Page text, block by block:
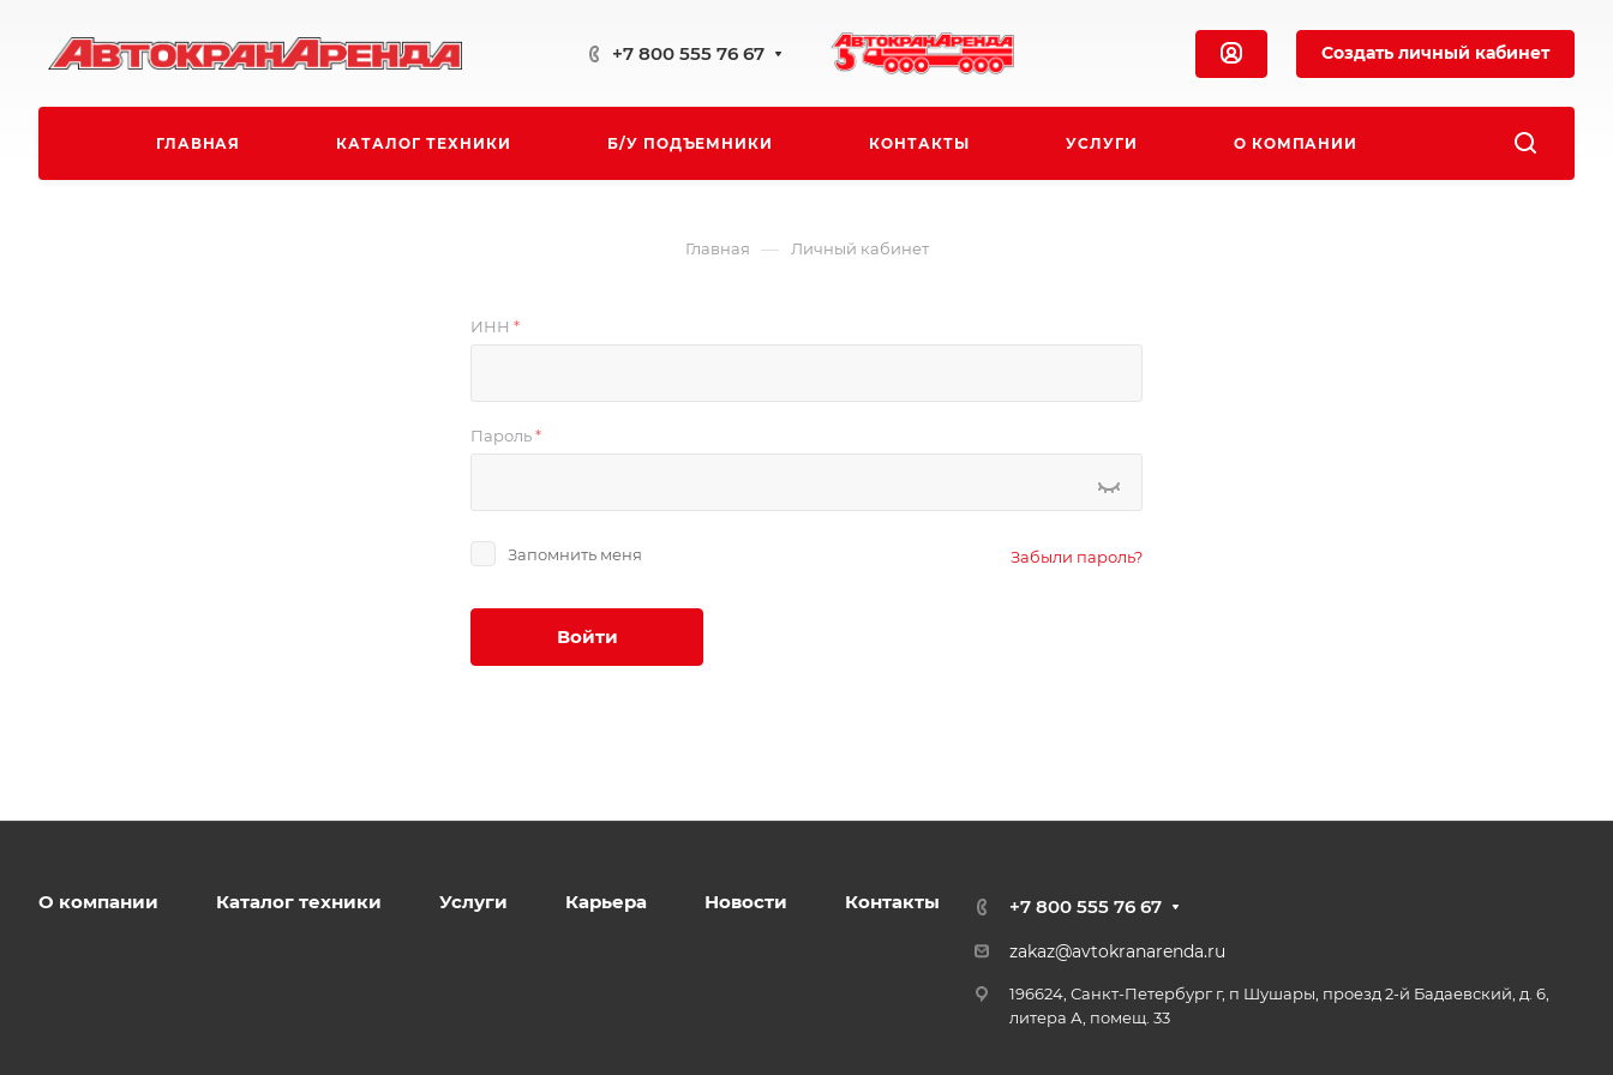
+7 800 555 76 67 Создать личный кабинет
ГЛАВНАЯ КАТАЛОГ ТЕХНИКИ Б/У ПОДЪЕМНИКИ КОНТАКТЫ УСЛУГИ О КОМПАНИИ
Главная — Личный кабинет
ИНН *
Пароль*
Запомнить меня Забыли пароль?
Войти
О компании Каталог техники Услуги Карьера Новости Контакты +7 800 555 76 67
zakaz@avtokranarenda.ru
196624, Санкт-Петербург г, п Шушары, проезд 2-й Бадаевский, д. 6,
литера А, помещ. 33